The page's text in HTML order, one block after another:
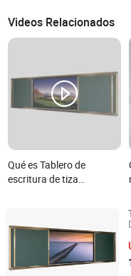
Videos Relacionados
Qué es Tablero de
escritura de tiza
Guangzhou Yichuang
Guangdong, China